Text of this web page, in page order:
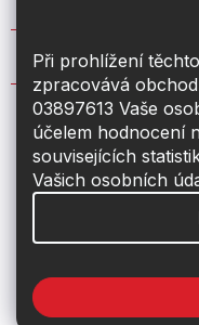
Při prohlížení
zpracovává
03897613 Vaše
účelem hodnocení
souvisejících
Vašich osobních